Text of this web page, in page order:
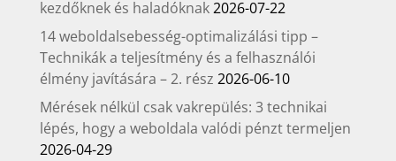
kezdőknek és haladóknak2026-07-22
14 weboldalsebesség-optimalizálási tipp –
Technikák a teljesítmény és a felhasználói
élmény javítására – 2. rész 2026-06-10
Mérések nélkül csak vakrepülés: 3 technikai
lépés, hogy a weboldala valódi pénzt termeljen
2026-04-29